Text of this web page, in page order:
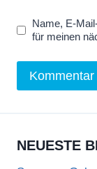
Name, E-
für meinen
NEUESTE